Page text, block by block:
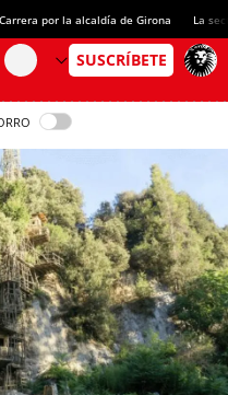
Carrera por la alcaldía de Girona La